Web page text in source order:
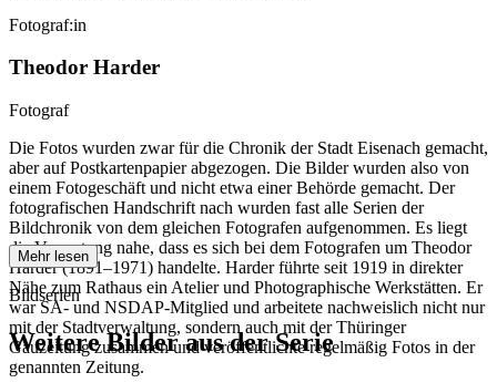
Fotograf:in
Theodor Harder
Fotograf
Die Fotos wurden zwar für die Chronik der Stadt Eisenach gemacht,
aber auf Postkartenpapier abgezogen. Die Bilder wurden also von
einem Fotogeschäft und nicht etwa einer Behörde gemacht. Der
fotografischen Handschrift nach wurden fast alle Serien der
Bildchronik von dem gleichen Fotografen aufgenommen. Es liegt
die Vermutung nahe, dass es sich bei dem Fotografen um Theodor
Harder (1891–1971) handelte. Harder führte seit 1919 in direkter
Nähe zum Rathaus ein Atelier und Photographische Werkstätten. Er
war SA- und NSDAP-Mitglied und arbeitete nachweislich nicht nur
mit der Stadtverwaltung, sondern auch mit der Thüringer
Gauzeitung zusammen und veröffentlichte regelmäßig Fotos in der
genannten Zeitung.
Mehr lesen
Bildserien
Weitere Bilder aus der Serie